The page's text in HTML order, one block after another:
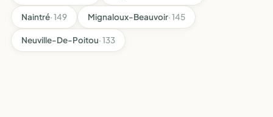
Naintré· 149 Mignaloux-Beauvoir· 145
Neuville-De-Poitou· 133